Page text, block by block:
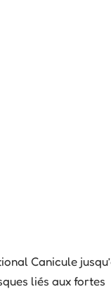
Canicule
liés aux fortes